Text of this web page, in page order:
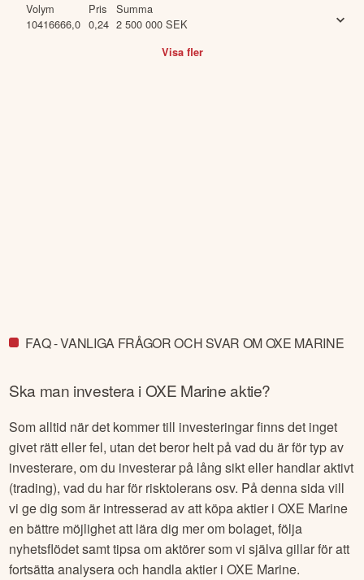
Volym
10416666,0
Pris
0,24
Summa
2 500 000 SEK
Visa fler
FAQ - VANLIGA FRÅGOR OCH SVAR OM OXE MARINE
Ska man investera iOXE Marineaktie?
Som alltid när det kommer till investeringar finns det inget
givet rätt eller fel, utan det beror helt på vad du är för typ av
investerare, om du investerar på lång sikt eller handlar aktivt
(trading), vad du har för risktolerans osv. På denna sida vill
vi ge dig som är intresserad av att köpa aktier iOXE Marine
en bättre möjlighet att lära dig mer om bolaget, följa
nyhetsflödet samt tipsa om aktörer som vi själva gillar för att
fortsätta analysera och handla aktier iOXE Marine.